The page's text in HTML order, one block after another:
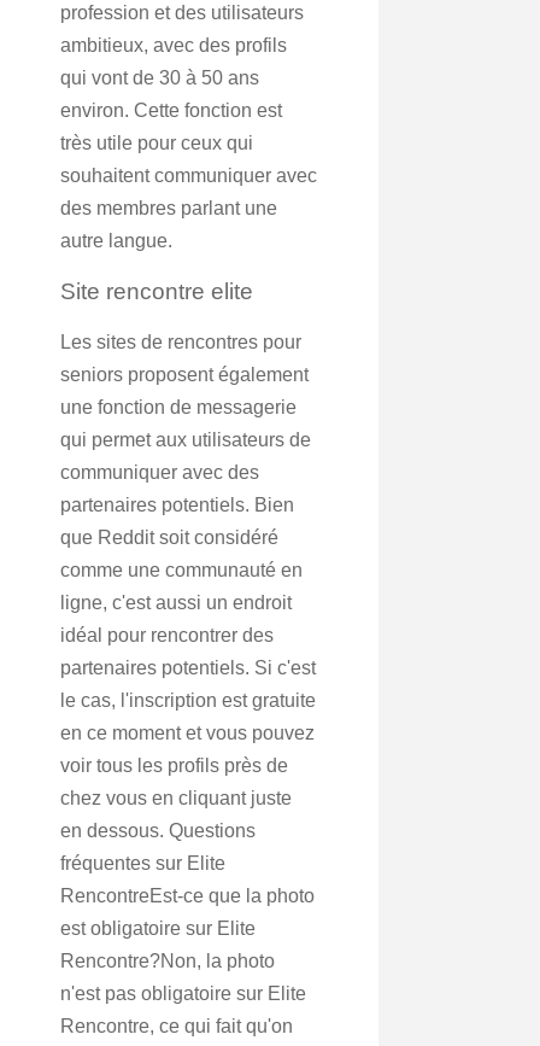
profession et des utilisateurs
ambitieux, avec des profils
qui vont de 30 à 50 ans
environ. Cette fonction est
très utile pour ceux qui
souhaitent communiquer avec
des membres parlant une
autre langue.
Site rencontre elite
Les sites de rencontres pour
seniors proposent également
une fonction de messagerie
qui permet aux utilisateurs de
communiquer avec des
partenaires potentiels. Bien
que Reddit soit considéré
comme une communauté en
ligne, c'est aussi un endroit
idéal pour rencontrer des
partenaires potentiels. Si c'est
le cas, l'inscription est gratuite
en ce moment et vous pouvez
voir tous les profils près de
chez vous en cliquant juste
en dessous. Questions
fréquentes sur Elite
RencontreEst-ce que la photo
est obligatoire sur Elite
Rencontre?Non, la photo
n'est pas obligatoire sur Elite
Rencontre, ce qui fait qu'on